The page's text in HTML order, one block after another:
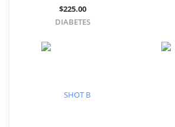
$225.00
DIABETES